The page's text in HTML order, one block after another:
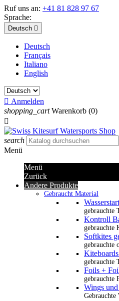
Ruf uns an: +41 81 828 97 67
Sprache:
Deutsch 
Deutsch
Français
Italiano
English
 Anmelden
shopping_cart Warenkorb (0)

search
Menü
Menü
Zurück
Andere Produkte
Gebraucht Material
gebrauchte
Kontroll
gebrauchte
Softkites
gebrauchte
gebrauchte
Foils +
gebrauchte
Wings
Gebrauchte